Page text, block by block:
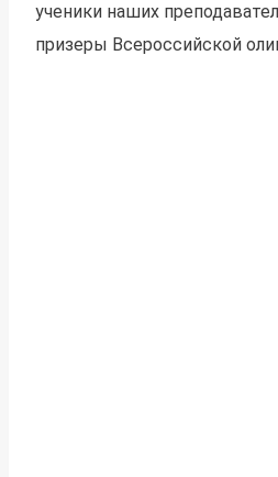
ученики наших
призеры Всероссийской